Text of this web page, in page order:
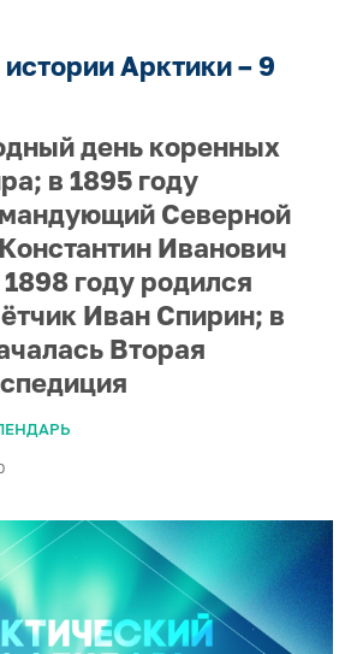
Арктики – 9
день коренных
в 1895 году
Северной
Иванович
году родился
Иван Спирин; в
Вторая